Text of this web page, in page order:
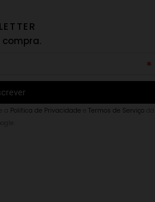
Politica de Privacidade Termos de Serviço